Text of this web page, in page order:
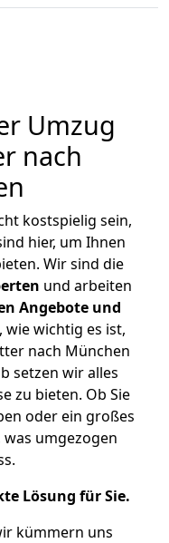
Umzug
nach
kostspielig sein,
hier, um Ihnen
Wir sind die
und arbeiten
Angebote und
wie wichtig es ist,
nach München
setzen wir alles
zu bieten. Ob Sie
oder ein großes
umgezogen
Lösung für Sie.
kümmern uns